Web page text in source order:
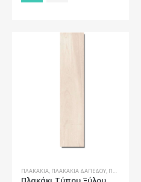
,ΠΛΑΚΆΚΙΑ ΤΎΠΟΥ
ΠΛΑΚΆΚΙΑ ΠΛΑΚΆΚΙΑ ΔΑΠΈΔΟΥ ΠΛΑΚΆΚΙΑ ΔΑΠΈΔΟΥ ΕΞΩΤΕΡΙΚΟΎ ΧΏΡΟΥ